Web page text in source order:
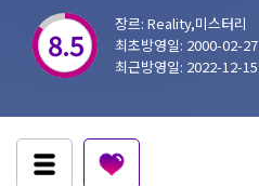
8.5
장르: Reality,미스터리
최초방영일: 2000-02-27
최근방영일: 2022-12-15